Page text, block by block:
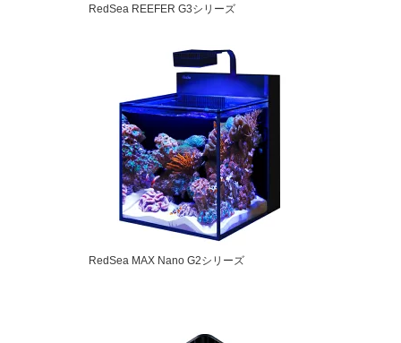
RedSea REEFER G3シリーズ
RedSea MAX Nano G2シリーズ